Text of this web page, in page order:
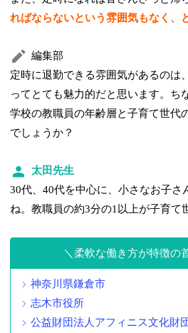
ればならないという雰囲気もなく、
編集部
定時に退勤できる雰囲気があるのは
ってとても魅力的だと思います。ち
学校の教職員の年齢層と子育て世代
でしょうか？
太田先生
30代、40代を中心に、小さなお子さ
ね。教職員の約3分の1以上が子育て
柔軟な働き方が特徴の
神奈川県鎌倉市
志木市役所
公益財団法人アフィニス文化財団